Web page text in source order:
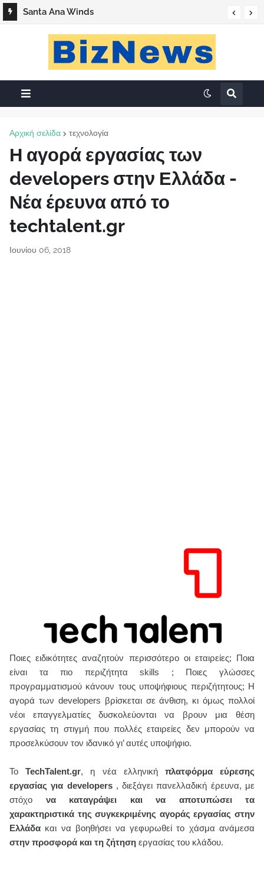
Santa Ana Winds
Αρχική σελίδα τεχνολογία
Η αγορά εργασίας των
developers στην Ελλάδα -
Νέα έρευνα από το
techtalent.gr
Ιουνίου 06, 2018
Ποιες ειδικότητες αναζητούν περισσότερο οι εταιρείες; Ποια
είναι τα πιο περιζήτηταskills ; Ποιες γλώσσες
προγραμματισμού κάνουν τους υποψήφιους περιζήτητους; Η
αγορά των developers βρίσκεται σε άνθιση, κι όμως πολλοί
νέοι επαγγελματίες δυσκολεύονται να βρουν μια θέση
εργασίας τη στιγμή που πολλές εταιρείες δεν μπορούν να
προσελκύσουν τον ιδανικό γι’ αυτές υποψήφιο.
ΤοTechTalent.gr, η νέα ελληνική πλατφόρμα εύρεσης
εργασίας για developers , διεξάγει πανελλαδική έρευνα, με
στόχο να καταγράψει και να αποτυπώσει τα
χαρακτηριστικά της συγκεκριμένης αγοράς εργασίας στην
Ελλάδα και να βοηθήσει να γεφυρωθεί το χάσμα ανάμεσα
στην προσφορά και τη ζήτηση εργασίας του κλάδου.